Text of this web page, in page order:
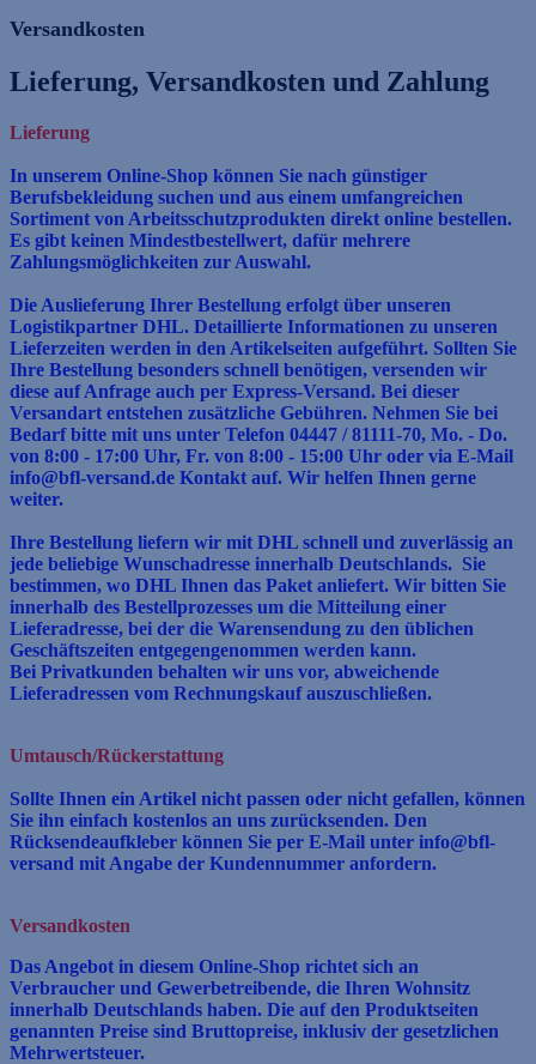
Versandkosten
Lieferung, Versandkosten und Zahlung
Lieferung
In unserem Online-Shop können Sie nach günstiger
Berufsbekleidung suchen und aus einem umfangreichen
Sortiment von Arbeitsschutzprodukten direkt online bestellen.
Es gibt keinen Mindestbestellwert, dafür mehrere
Zahlungsmöglichkeiten zur Auswahl.
Die Auslieferung Ihrer Bestellung erfolgt über unseren
Logistikpartner DHL. Detaillierte Informationen zu unseren
Lieferzeiten werden in den Artikelseiten aufgeführt. Sollten Sie
Ihre Bestellung besonders schnell benötigen, versenden wir
diese auf Anfrage auch per Express-Versand. Bei dieser
Versandart entstehen zusätzliche Gebühren. Nehmen Sie bei
Bedarf bitte mit uns unter Telefon 04447 / 81111-70, Mo. - Do.
von 8:00 - 17:00 Uhr, Fr. von 8:00 - 15:00 Uhr oder via E-Mail
info@bfl-versand.de Kontakt auf. Wir helfen Ihnen gerne
weiter.
Ihre Bestellung liefern wir mit DHL schnell und zuverlässig an
jede beliebige Wunschadresse innerhalb Deutschlands. Sie
bestimmen, wo DHL Ihnen das Paket anliefert. Wir bitten Sie
innerhalb des Bestellprozesses um die Mitteilung einer
Lieferadresse, bei der die Warensendung zu den üblichen
Geschäftszeiten entgegengenommen werden kann.
Bei Privatkunden behalten wir uns vor, abweichende
Lieferadressen vom Rechnungskauf auszuschließen.
Umtausch/Rückerstattung
Sollte Ihnen ein Artikel nicht passen oder nicht gefallen, können
Sie ihn einfach kostenlos an uns zurücksenden. Den
Rücksendeaufkleber können Sie per E-Mail unter info@bfl-
versand mit Angabe der Kundennummer anfordern.
Versandkosten
Das Angebot in diesem Online-Shop richtet sich an
Verbraucher und Gewerbetreibende, die Ihren Wohnsitz
innerhalb Deutschlands haben. Die auf den Produktseiten
genannten Preise sind Bruttopreise, inklusiv der gesetzlichen
Mehrwertsteuer.